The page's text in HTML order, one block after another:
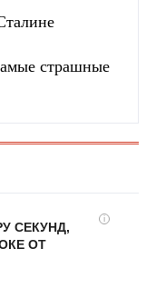
страшные
i
СЕКУНД,
ОТ